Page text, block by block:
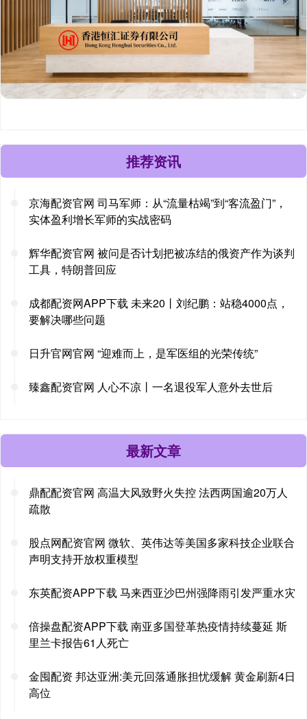
推荐资讯
京海配资官网 司马军师：从“流量枯竭”到“客流盈门”，
实体盈利增长军师的实战密码
辉华配资官网 被问是否计划把被冻结的俄资产作为谈判
工具，特朗普回应
成都配资网APP下载 未来20丨刘纪鹏：站稳4000点，
要解决哪些问题
日升官网官网 “迎难而上，是军医组的光荣传统”
臻鑫配资官网 人心不凉丨一名退役军人意外去世后
最新文章
鼎配配资官网 高温大风致野火失控 法西两国逾20万人
疏散
股点网配资官网 微软、英伟达等美国多家科技企业联合
声明支持开放权重模型
东英配资APP下载 马来西亚沙巴州强降雨引发严重水灾
倍操盘配资APP下载 南亚多国登革热疫情持续蔓延 斯
里兰卡报告61人死亡
金囤配资 邦达亚洲:美元回落通胀担忧缓解 黄金刷新4日
高位